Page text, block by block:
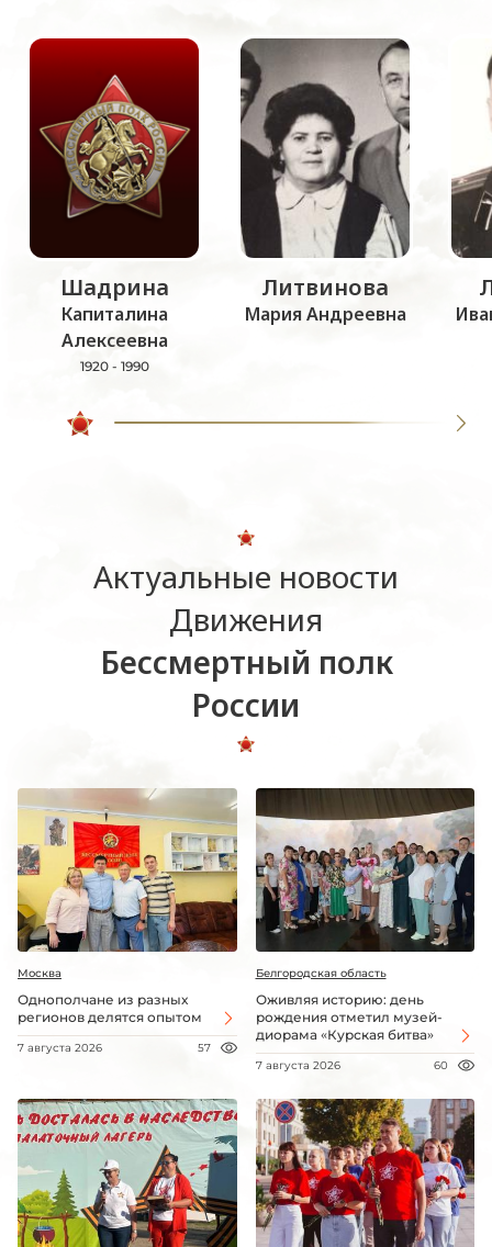
Шадрина
Капиталина
Алексеевна
1920 - 1990
Литвинова
Мария Андреевна
Актуальные новости
Движения
Бессмертный полк
России
Москва
Однополчане из разных
регионов делятся опытом
7 августа 2026 57
Белгородская область
Оживляя историю: день
рождения отметил музей-
диорама «Курская битва»
7 августа 2026 60